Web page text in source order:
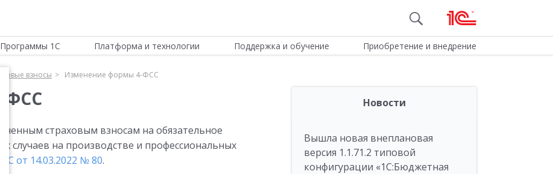
Программы 1С Платформа и технологии Поддержка и обучение Приобретение и внедрение
взносы Изменение формы 4-ФСС
ФСС
страховым взносам на обязательное
случаев на производстве и профессиональных
от 14.03.2022 № 80.
Новости
Вышла новая внеплановая
версия 1.1.71.2 типовой
конфигурации «1C:Бюджетная